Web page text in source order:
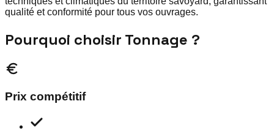
qualité et conformité pour tous vos ouvrages.
Pourquoi choisir Tonnage ?
Prix compétitif